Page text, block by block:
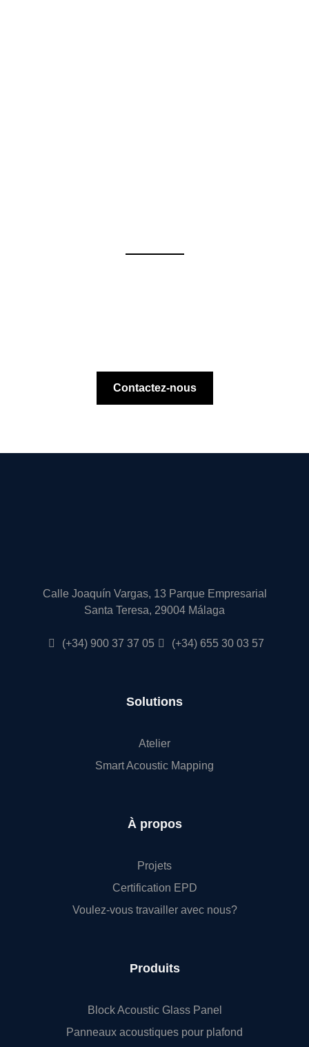
Contactez-nous
Calle Joaquín Vargas, 13 Parque Empresarial
Santa Teresa, 29004 Málaga
(+34) 900 37 37 05 (+34) 655 30 03 57
Solutions
Atelier
Smart Acoustic Mapping
À propos
Projets
Certification EPD
Voulez-vous travailler avec nous?
Produits
Block Acoustic Glass Panel
Panneaux acoustiques pour plafond